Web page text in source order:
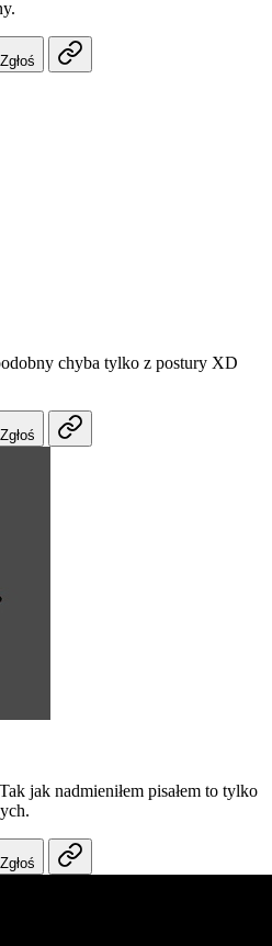
Zgłoś
chyba tylko z postury XD
Zgłoś
jak nadmieniłem pisałem to tylko
Zgłoś